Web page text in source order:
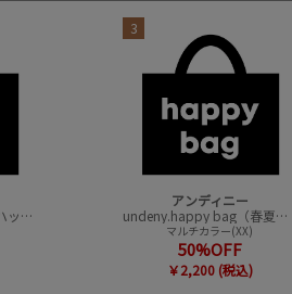
CONVEX happy bag（ハッピーバック）
3
アンディニー
undeny.happy bag（春夏アイテムハッピーバック）
マルチカラー(XX)
50%OFF
￥2,200 (税込)